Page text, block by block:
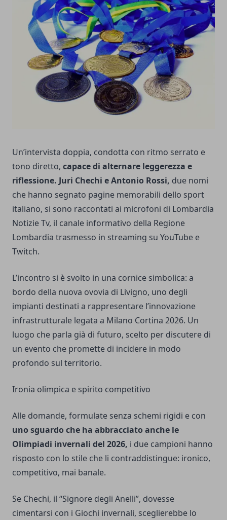
Un’intervista doppia, condotta con ritmo serrato e
tono diretto, capace di alternare leggerezza e
riflessione. Juri Chechi e Antonio Rossi, due nomi
che hanno segnato pagine memorabili dello sport
italiano, si sono raccontati ai microfoni di Lombardia
Notizie Tv, il canale informativo della Regione
Lombardia trasmesso in streaming su YouTube e
Twitch.
L’incontro si è svolto in una cornice simbolica: a
bordo della nuova ovovia di Livigno, uno degli
impianti destinati a rappresentare l’innovazione
infrastrutturale legata a Milano Cortina 2026. Un
luogo che parla già di futuro, scelto per discutere di
un evento che promette di incidere in modo
profondo sul territorio.
Ironia olimpica e spirito competitivo
Alle domande, formulate senza schemi rigidi e con
uno sguardo che ha abbracciato anche le
Olimpiadi invernali del 2026, i due campioni hanno
risposto con lo stile che li contraddistingue: ironico,
competitivo, mai banale.
Se Chechi, il “Signore degli Anelli”, dovesse
cimentarsi con i Giochi invernali, sceglierebbe lo